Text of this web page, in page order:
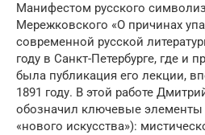
Манифестом русского
Мережковского «О причинах
современной русской
году в Санкт-Петербурге, где и
была публикация его лекции,
1891 году. В этой работе
обозначил ключевые
«нового искусства»):